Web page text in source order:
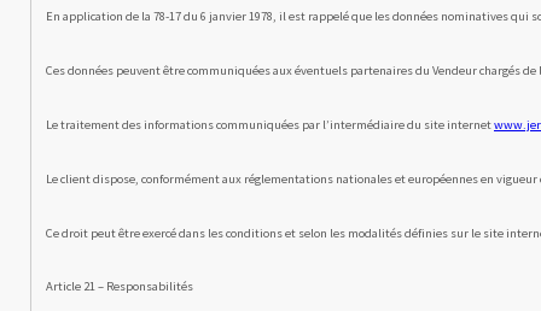
En application de la 78-17 du 6 janvier 1978, il est rappelé que les données nominatives
Ces données peuvent être communiquées aux éventuels partenaires du Vendeur chargés
Le traitement des informations communiquées par l’intermédiaire du site internet
Le client dispose, conformément aux réglementations nationales et européennes en
Ce droit peut être exercé dans les conditions et selon les modalités définies sur le site
Article 21 – Responsabilités